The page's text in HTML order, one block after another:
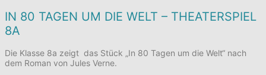
IN 80 TAGEN UM DIE WELT – THEATERSPIEL
8A
Die Klasse 8a zeigt das Stück „In 80 Tagen um die Welt“ nach
dem Roman von Jules Verne.